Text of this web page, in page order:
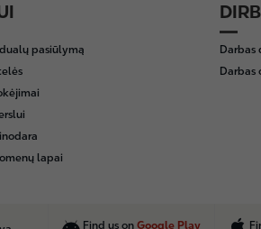
pasiūlymą
lapai
Darbas
Darbas
Find us on Google Play